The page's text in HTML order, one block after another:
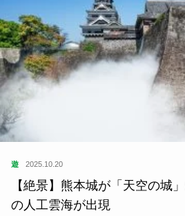
遊 2025.10.20
【絶景】熊本城が「天空の城
の人工雲海が出現